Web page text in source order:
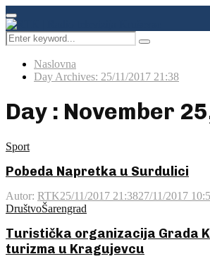
Facebook
Instagram
Youtube
Primary
Menu
Search
for:
Pretraga
Naslovna
Day Archives: 25/11/2017 21:38
Day : November
Sport
Pobeda Napretka u Surdulici
Autor: RTK25/11/2017 21:3827/11/2017
DruštvoŠarengrad
Turistička organizacija Grada
turizma u Kragujevcu